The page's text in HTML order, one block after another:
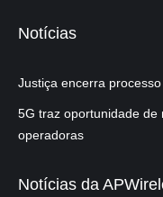
Notícias
Justiça encerra
5G traz oportunidade de
operadoras
Notícias da